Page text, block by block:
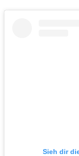
Sieh dir